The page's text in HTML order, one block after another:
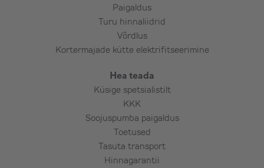
Paigaldus
Turu hinnaliidrid
Võrdlus
Kortermajade kütte elektrifitseerimine
Hea teada
Küsige spetsialistilt
KKK
Soojuspumba paigaldus
Toetused
Tasuta transport
Hinnagarantii